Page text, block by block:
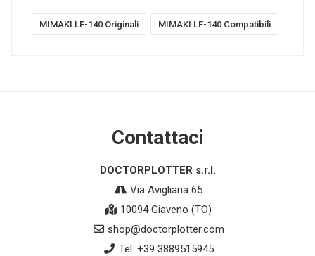
MIMAKI LF-140 Originali MIMAKI LF-140 Compatibili
Contattaci
DOCTORPLOTTER s.r.l.
Via Avigliana 65
10094 Giaveno (TO)
shop@doctorplotter.com
Tel. +39 3889515945